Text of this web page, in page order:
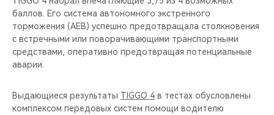
баллов. Его система автономного экстренного
торможения (AEB) успешно предотвращала столкновения
с встречными или поворачивающими транспортными
средствами, оперативно предотвращая потенциальные
аварии.
Выдающиеся результаты TIGGO 4 в тестах обусловлены
комплексом передовых систем помощи водителю